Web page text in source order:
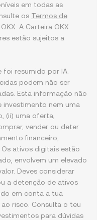
em todas as
os Termos de
A Carteira OKX
estão sujeitos a
foi resumido por IA.
podem não ser
Esta informação não
investimento nem uma
(ii) uma oferta,
vender ou deter
financeiro,
ativos digitais estão
envolvem um elevado
Deves considerar
a detenção de ativos
em conta a tua
risco. Consulta o teu
para dúvidas